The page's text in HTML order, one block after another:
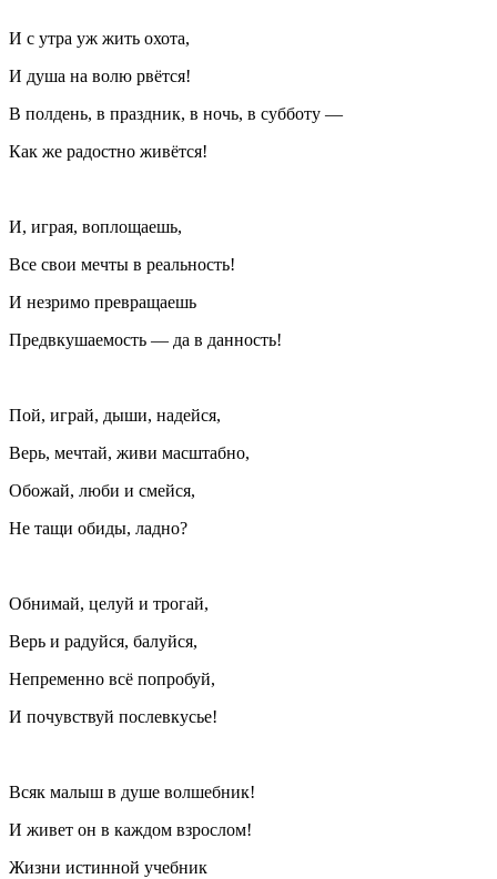
И с утра уж жить охота,
И душа на волю рвётся!
В полдень, в праздник, в ночь, в субботу —
Как же радостно живётся!
И, играя, воплощаешь,
Все свои мечты в реальность!
И незримо превращаешь
Предвкушаемость — да в данность!
Пой, играй, дыши, надейся,
Верь, мечтай, живи масштабно,
Обожай, люби и смейся,
Не тащи обиды, ладно?
Обнимай, целуй и трогай,
Верь и радуйся, балуйся,
Непременно всё попробуй,
И почувствуй послевкусье!
Всяк малыш в душе волшебник!
И живет он в каждом взрослом!
Жизни истинной учебник